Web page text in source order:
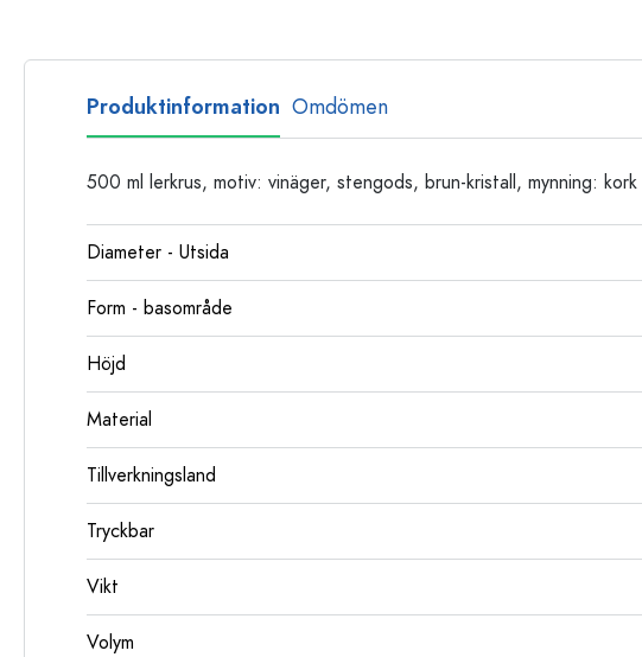
Produktinformation Omdömen
500 ml lerkrus, motiv: vinäger, stengods, brun-kristall, mynning: kork
Diameter - Utsida
Form - basområde
Höjd
Material
Tillverkningsland
Tryckbar
Vikt
Volym